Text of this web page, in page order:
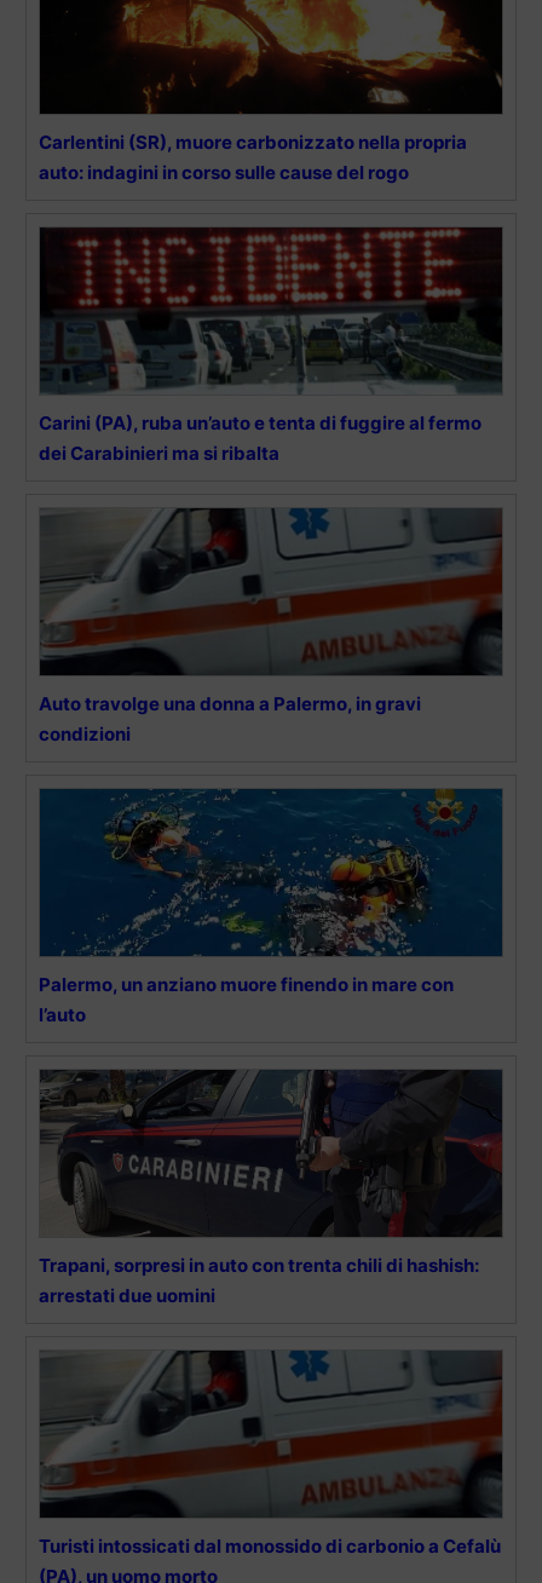
Carlentini (SR), muore carbonizzato nella propria
auto: indagini in corso sulle cause del rogo
Carini (PA), ruba un’auto e tenta di fuggire al fermo
dei Carabinieri ma si ribalta
Auto travolge una donna a Palermo, in gravi
condizioni
Palermo, un anziano muore finendo in mare con
l’auto
Trapani, sorpresi in auto con trenta chili di hashish:
arrestati due uomini
Turisti intossicati dal monossido di carbonio a Cefalù
(PA), un uomo morto